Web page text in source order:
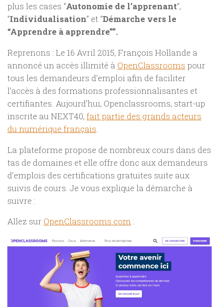
plus les cases “Autonomie de l’apprenant“,
“Individualisation” et “Démarche vers le
“Apprendre à apprendre””.
Reprenons : Le 16 Avril 2015, François Hollande a
annoncé un accès illimité à OpenClassrooms pour
tous les demandeurs d’emploi afin de faciliter
l’accès à des formations professionnalisantes et
certifiantes. Aujourd’hui, Openclassrooms, start-up
inscrite au NEXT40, fait partie des grands acteurs
du numérique français.
La plateforme propose de nombreux cours dans des
tas de domaines et elle offre donc aux demandeurs
d’emplois des certifications gratuites suite aux
suivis de cours. Je vous explique la démarche à
suivre :
Allez sur OpenClassrooms.com :